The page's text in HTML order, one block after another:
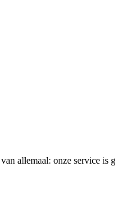
allemaal: onze service is